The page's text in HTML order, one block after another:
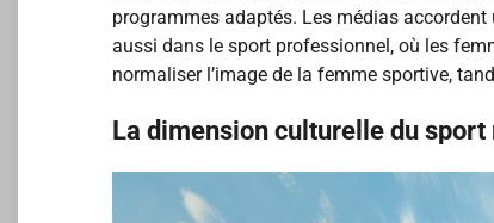
programmes adaptés. Les médias
aussi dans le sport professionnel, où les
normaliser l’image de la femme sportive,
La dimension culturelle du sport